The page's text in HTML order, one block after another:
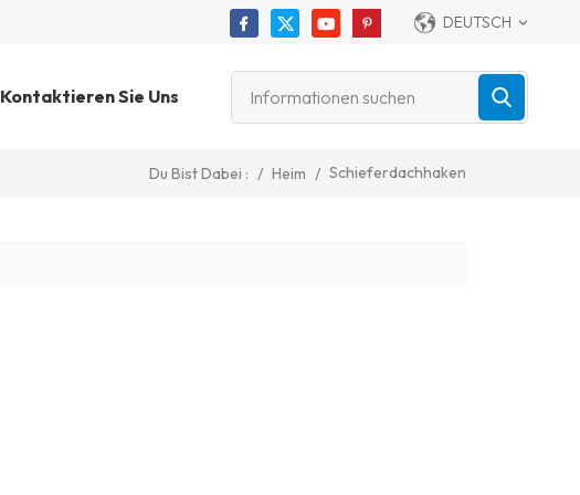
DEUTSCH
Kontaktieren Sie Uns
Du Bist Dabei : / Heim / Schieferdachhaken